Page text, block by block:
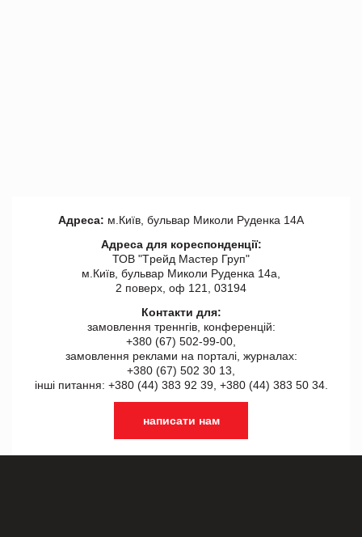
Адреса: м.Київ, бульвар Миколи Руденка 14А
Адреса для кореспонденції:
ТОВ "Tрейд Мастер Груп"
м.Київ, бульвар Миколи Руденка 14а,
2 поверх, оф 121, 03194
Контакти для:
замовлення треннгів, конференцій:
+380 (67) 502-99-00,
замовлення реклами на порталі, журналах:
+380 (67) 502 30 13,
інші питання: +380 (44) 383 92 39, +380 (44) 383 50 34.
написати нам